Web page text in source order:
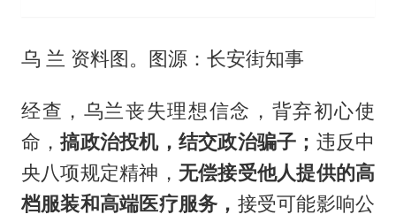
乌 兰 资料图。图源：长安街知事
经查，乌兰丧失理想信念，背弃初心使
命，搞政治投机，结交政治骗子； 违反中
央八项规定精神， 无偿接受他人提供的高
档服装和高端医疗服务， 接受可能影响公